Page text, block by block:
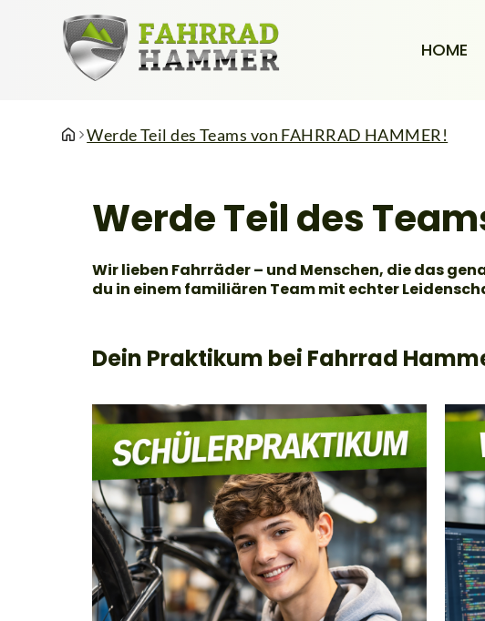
HOME
Werde Teil des Teams von FAHRRAD HAMMER!
Werde Teil des
Wir lieben Fahrräder – und Menschen, die das
du in einem familiären Team mit echter
Dein Praktikum bei Fahrrad